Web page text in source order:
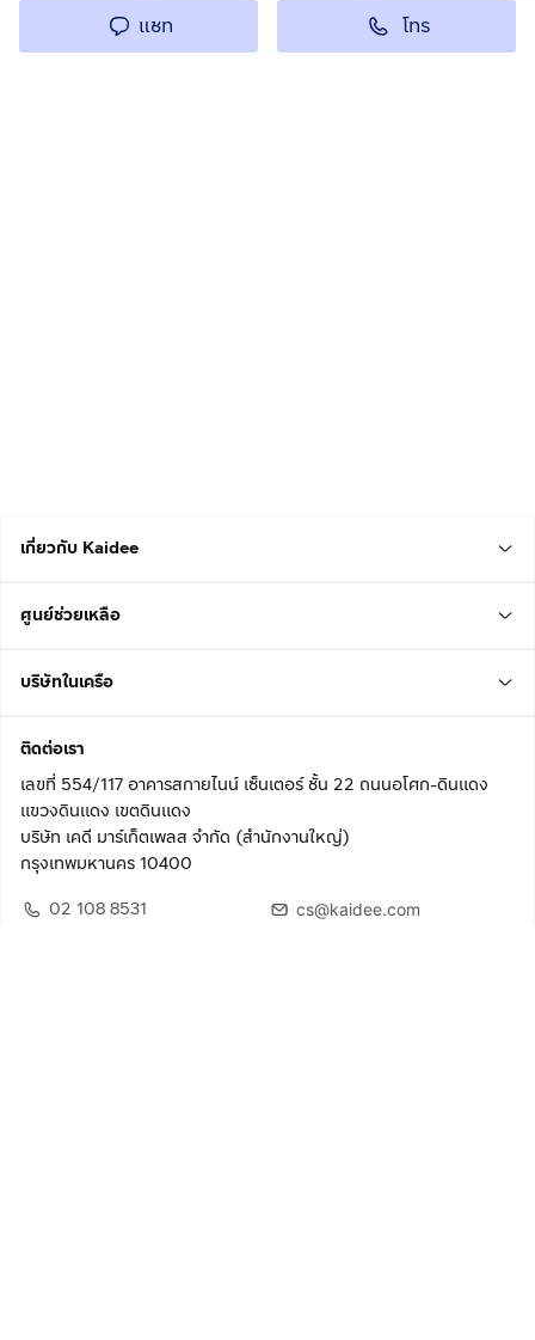
แชท โทร
เกี่ยวกับ Kaidee
ศูนย์ช่วยเหลือ
บริษัทในเครือ
ติดต่อเรา
เลขที่ 554/117 อาคารสกายไนน์ เซ็นเตอร์ ชั้น 22 ถนนอโศก-ดินแดง
แขวงดินแดง เขตดินแดง
บริษัท เคดี มาร์เก็ตเพลส จำกัด (สำนักงานใหญ่)
กรุงเทพมหานคร 10400
02 108 8531
cs@kaidee.com